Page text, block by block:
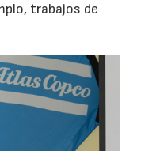
trabajos de